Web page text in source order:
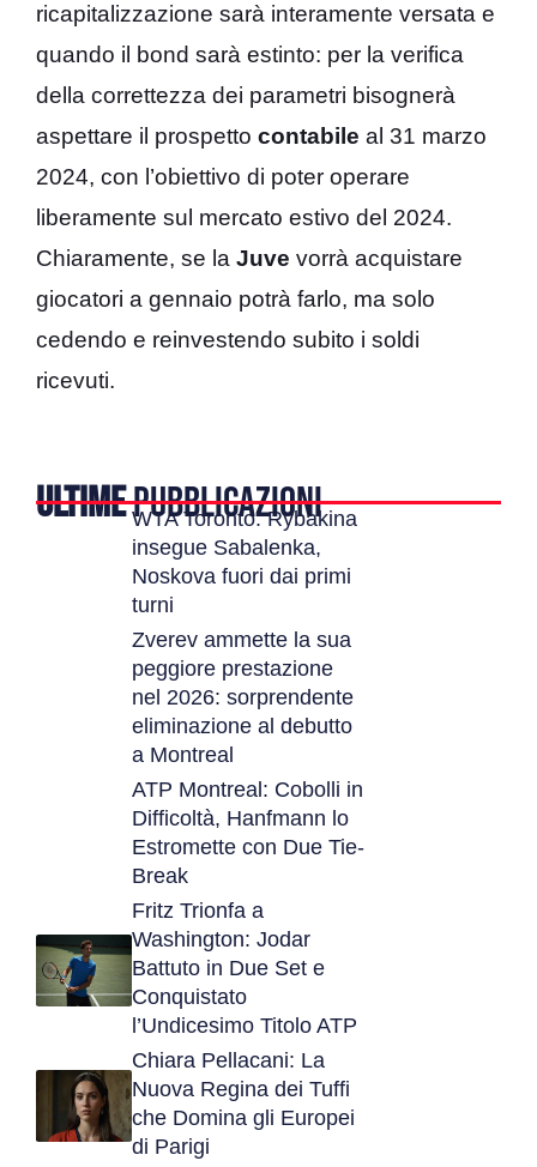
ricapitalizzazione sarà interamente versata e
quando il bond sarà estinto: per la verifica
della correttezza dei parametri bisognerà
aspettare il prospetto contabile al 31 marzo
2024, con l’obiettivo di poter operare
liberamente sul mercato estivo del 2024.
Chiaramente, se la Juve vorrà acquistare
giocatori a gennaio potrà farlo, ma solo
cedendo e reinvestendo subito i soldi
ricevuti.
ULTIMEPUBBLICAZIONI
WTA Toronto: Rybakina
insegue Sabalenka,
Noskova fuori dai primi
turni
Zverev ammette la sua
peggiore prestazione
nel 2026: sorprendente
eliminazione al debutto
a Montreal
ATP Montreal: Cobolli in
Difficoltà, Hanfmann lo
Estromette con Due Tie-
Break
Fritz Trionfa a
Washington: Jodar
Battuto in Due Set e
Conquistato
l’Undicesimo Titolo ATP
Chiara Pellacani: La
Nuova Regina dei Tuffi
che Domina gli Europei
di Parigi